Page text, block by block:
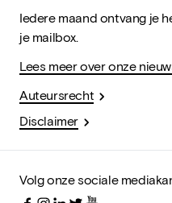
Iedere maand ontvang je
je mailbox.
Lees meer over onze
Auteursrecht
Disclaimer
Volg onze sociale